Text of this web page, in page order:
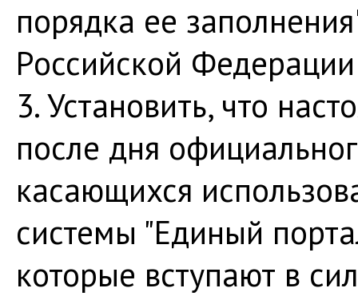
порядка ее
Российской
3. Установить, что
после дня
касающихся
системы "Единый
которые вступают в